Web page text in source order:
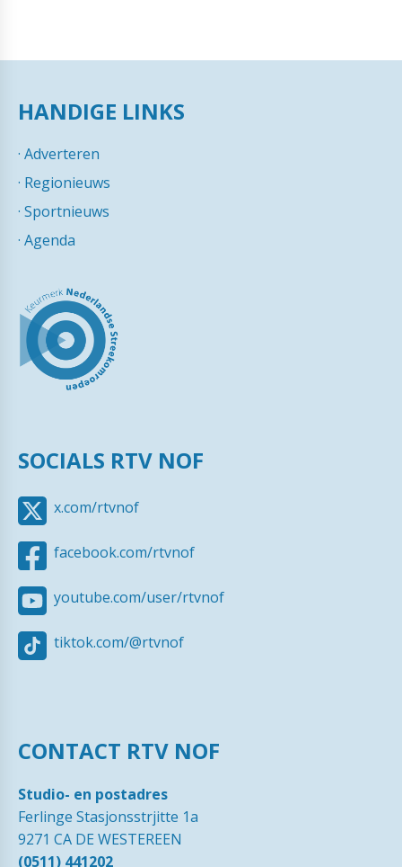
HANDIGE LINKS
· Adverteren
· Regionieuws
· Sportnieuws
· Agenda
SOCIALS RTV NOF
x.com/rtvnof
facebook.com/rtvnof
youtube.com/user/rtvnof
tiktok.com/@rtvnof
CONTACT RTV NOF
Studio- en postadres
Ferlinge Stasjonsstrjitte 1a
9271 CA DE WESTEREEN
(0511) 441202